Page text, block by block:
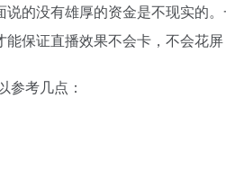
说的没有雄厚的资金是不现实的
保证直播效果不会卡，不会花
参考几点：